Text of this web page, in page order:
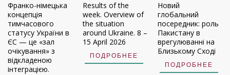
Франко-німецька
концепція
тимчасового
статусу України в
ЄС — це «зал
очікування» з
відкладеною
інтеграцією.
Results of the
week. Overview of
the situation
around Ukraine. 8 –
15 April 2026
ПОДРОБНЕЕ
Новий
глобальний
посередник: роль
Пакистану в
врегулюванні на
Близькому Сході
ПОДРОБНЕЕ